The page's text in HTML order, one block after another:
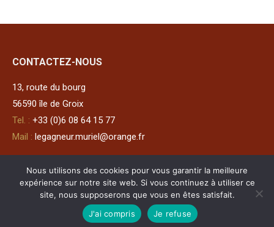
CONTACTEZ-NOUS
13, route du bourg
56590 île de Groix
Tel. : +33 (0)6 08 64 15 77
Mail : legagneur.muriel@orange.fr
Meuble new-yorkais signé Herter Bros
© 2025 •Mentions légales
Nous utilisons des cookies pour vous garantir la meilleure
expérience sur notre site web. Si vous continuez à utiliser ce
site, nous supposerons que vous en êtes satisfait.
J'ai compris
Je refuse